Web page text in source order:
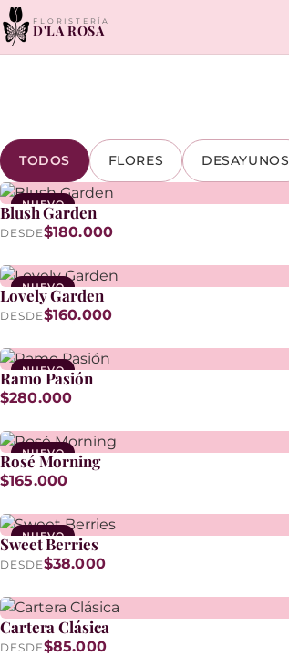
FLORISTERÍA
D'LA ROSA
TODOS FLORES DESAYUNOS
NUEVO
Blush Garden
DESDE$180.000
NUEVO
Lovely Garden
DESDE$160.000
NUEVO
Ramo Pasión
$280.000
NUEVO
Rosé Morning
$165.000
NUEVO
Sweet Berries
DESDE$38.000
Cartera Clásica
DESDE$85.000